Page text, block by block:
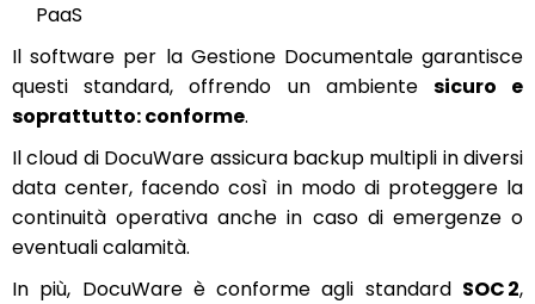
PaaS
Il software per la Gestione Documentale garantisce
questi standard, offrendo un ambiente sicuro e
soprattutto: conforme.
Il cloud di DocuWare assicura backup multipli in diversi
data center, facendo così in modo di proteggere la
continuità operativa anche in caso di emergenze o
eventuali calamità.
In più, DocuWare è conforme agli standard SOC2,